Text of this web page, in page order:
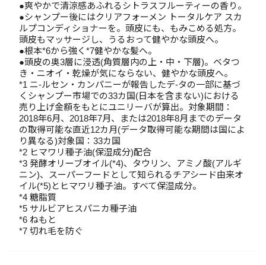
●爽やかで清涼感あふれるシトラスフルーティーの香り。
●シャンプー後にはクリアフォーメン トータルケア スカ
ルプコンディショナーを。頭皮にも、もみこめる処方。
頭皮もマッサージし、うるおって健やかな頭皮へ。
●根本*6から強く*7健やかな髪へ。
●頭皮の奥3層に浸透(角質層内の上・中・下層)。ベタつ
き・ニオイ・乾燥が気にならない、健やかな頭皮へ。
*1 ニ-ルセン・カンパニーが報告したデ-タの一部に基づ
くシャンプー市場での33カ国(日本を含まない)における
売り上げ金額をもとにユニリーバが算出。対象期間：
2018年6月、2018年7月、または2018年8月までのデータ
の取得可能な直近12カ月(データ取得可能な期間は国によ
り異なる)対象国：33カ国
*2 ヒマワリ種子油(保湿成分)配合
*3 発酵オリーブオイル(*4)、タウリン、アミノ酸(アルギ
ニン)、スーパーフードとして知られるチアシード由来オ
イル(*5)とヒマワリ種子油。すべて保湿成分。
*4 糖脂質
*5 サルビアヒスパニカ種子油
*6 ねもと
*7 切れ毛を防ぐ